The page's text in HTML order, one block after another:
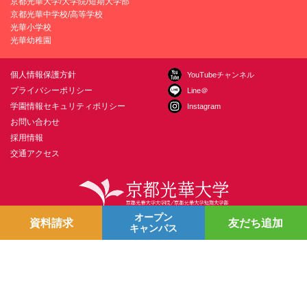
京都光華中学校/高等学校
光華小学校
光華幼稚園
個人情報保護方針
プライバシーポリシー
学園情報セキュリティポリシー
お問い合わせ
採用情報
交通アクセス
YouTubeチャンネル
Line＠
Instagram
〒615-0882 京都市右京区西京極葛野町38 お問い合わせ
Copyright © Kyoto Koka University All Right Reserved.
資料請求
オープン
キャンパス
友だち追加